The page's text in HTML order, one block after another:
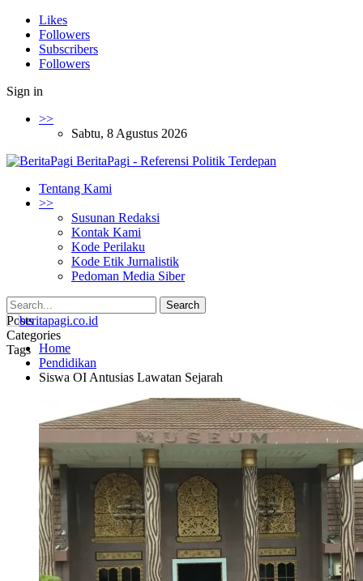
Likes
Followers
Subscribers
Followers
Sign in
>>
Sabtu, 8 Agustus 2026
BeritaPagi - Referensi Politik Terdepan
Tentang Kami
>>
Susunan Redaksi
Kontak Kami
Kode Perilaku
Kode Etik Jurnalistik
Pedoman Media Siber
Posts
Categories
Tags Home
Pendidikan
Siswa OI Antusias Lawatan Sejarah